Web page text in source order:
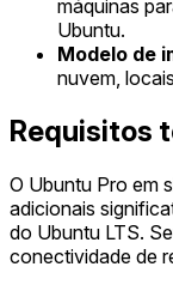
máquinas
Ubuntu.
Modelo de
nuvem,
Requisitos
O Ubuntu Pro em
adicionais
do Ubuntu LTS.
conectividade de